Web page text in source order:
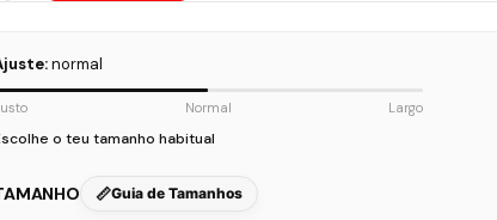
normal
Normal Largo
o teu tamanho habitual
Guia de Tamanhos